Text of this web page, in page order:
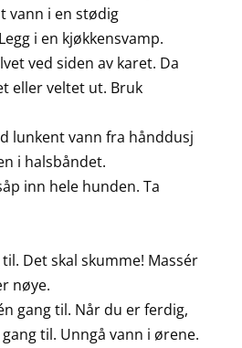
vann i en stødig
i en kjøkkensvamp.
ved siden av karet. Da
eller veltet ut. Bruk
lunkent vann fra hånddusj
i halsbåndet.
inn hele hunden. Ta
Det skal skumme! Massér
nøye.
gang til. Når du er ferdig,
til. Unngå vann i ørene.